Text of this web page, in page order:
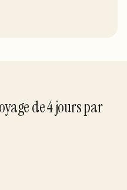
de4jourspar